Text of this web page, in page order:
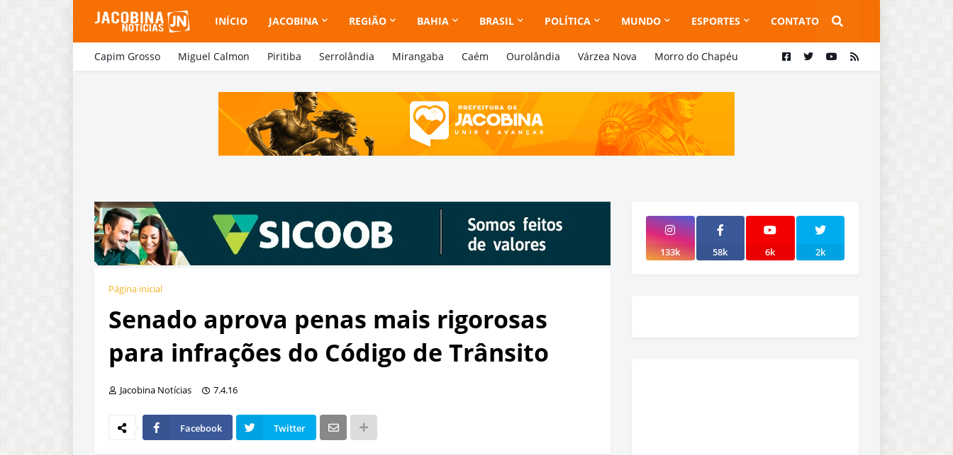
INÍCIO JACOBINA REGIÃO BAHIA BRASIL POLÍTICA MUNDO ESPORTES CONTATO
Capim Grosso Miguel Calmon Piritiba Serrolândia Mirangaba Caém Ourolândia Várzea Nova Morro do Chapéu
Página inicial
Senado aprova penas mais rigorosas
para infrações do Código de Trânsito
Jacobina Notícias 7.4.16
Facebook Twitter
133k 58k 6k 2k